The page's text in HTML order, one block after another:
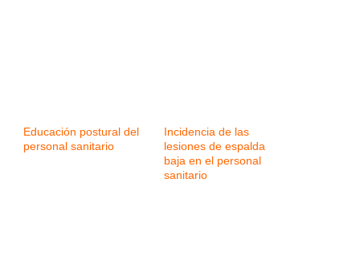
Educación postural del
personal sanitario
Incidencia de las
lesiones de espalda
baja en el personal
sanitario